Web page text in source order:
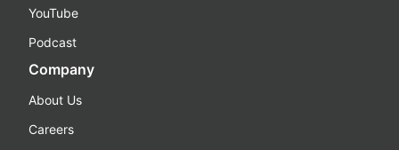
YouTube
Podcast
Company
About Us
Careers